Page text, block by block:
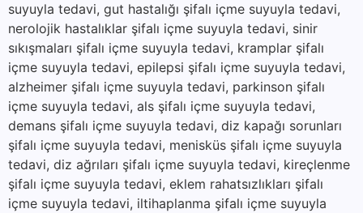
suyuyla tedavi, gut hastalığı şifalı içme suyuyla tedavi,
nerolojik hastalıklar şifalı içme suyuyla tedavi, sinir
sıkışmaları şifalı içme suyuyla tedavi, kramplar şifalı
içme suyuyla tedavi, epilepsi şifalı içme suyuyla tedavi,
alzheimer şifalı içme suyuyla tedavi, parkinson şifalı
içme suyuyla tedavi, als şifalı içme suyuyla tedavi,
demans şifalı içme suyuyla tedavi, diz kapağı sorunları
şifalı içme suyuyla tedavi, menisküs şifalı içme suyuyla
tedavi, diz ağrıları şifalı içme suyuyla tedavi, kireçlenme
şifalı içme suyuyla tedavi, eklem rahatsızlıkları şifalı
içme suyuyla tedavi, iltihaplanma şifalı içme suyuyla